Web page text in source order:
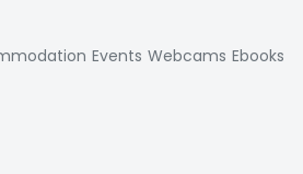
Events Webcams Ebooks